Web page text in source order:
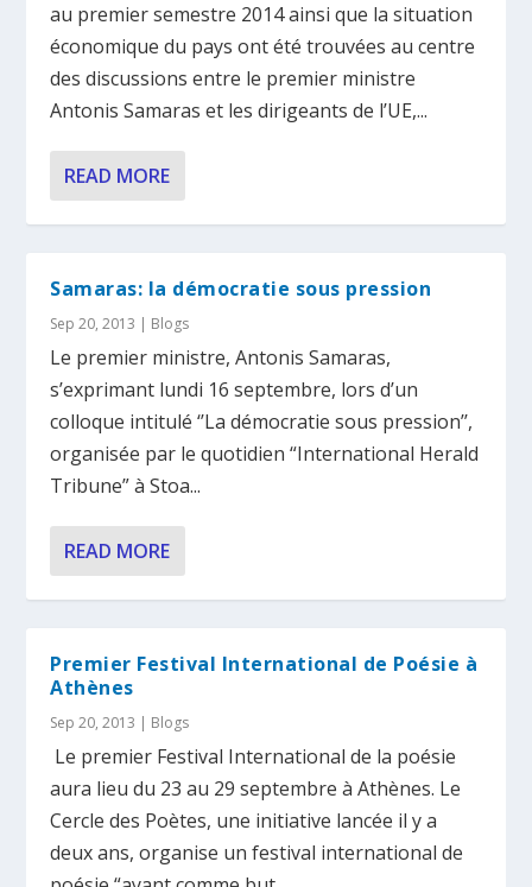
au premier semestre 2014 ainsi que la situation
économique du pays ont été trouvées au centre
des discussions entre le premier ministre
Antonis Samaras et les dirigeants de l’UE,...
READ MORE
Samaras: la démocratie sous pression
Sep 20, 2013 | Blogs
Le premier ministre, Antonis Samaras,
s’exprimant lundi 16 septembre, lors d’un
colloque intitulé ‘’La démocratie sous pression’’,
organisée par le quotidien “International Herald
Tribune” à Stoa...
READ MORE
Premier Festival International de Poésie à
Athènes
Sep 20, 2013 | Blogs
Le premier Festival International de la poésie
aura lieu du 23 au 29 septembre à Athènes. Le
Cercle des Poètes, une initiative lancée il y a
deux ans, organise un festival international de